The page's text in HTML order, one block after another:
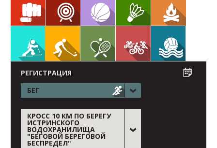
РЕГИСТРАЦИЯ
БЕГ
КРОСС 10 КМ ПО БЕРЕГУ
ИСТРИНСКОГО
ВОДОХРАНИЛИЩА
"БЕГОВОЙ БЕРЕГОВОЙ
БЕСПРЕДЕЛ"